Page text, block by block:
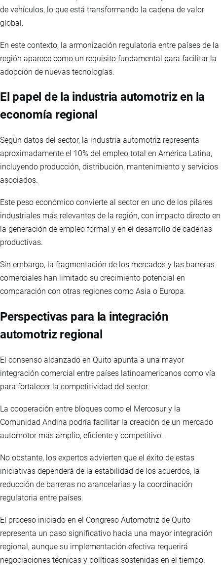
de vehículos, lo que está transformando la cadena de valor
global.
En este contexto, la armonización regulatoria entre países de la
región aparece como un requisito fundamental para facilitar la
adopción de nuevas tecnologías.
El papel de la industria automotriz en la
economía regional
Según datos del sector, la industria automotriz representa
aproximadamente el 10% del empleo total en América Latina,
incluyendo producción, distribución, mantenimiento y servicios
asociados.
Este peso económico convierte al sector en uno de los pilares
industriales más relevantes de la región, con impacto directo en
la generación de empleo formal y en el desarrollo de cadenas
productivas.
Sin embargo, la fragmentación de los mercados y las barreras
comerciales han limitado su crecimiento potencial en
comparación con otras regiones como Asia o Europa.
Perspectivas para la integración
automotriz regional
El consenso alcanzado en Quito apunta a una mayor
integración comercial entre países latinoamericanos como vía
para fortalecer la competitividad del sector.
La cooperación entre bloques como el Mercosur y la
Comunidad Andina podría facilitar la creación de un mercado
automotor más amplio, eficiente y competitivo.
No obstante, los expertos advierten que el éxito de estas
iniciativas dependerá de la estabilidad de los acuerdos, la
reducción de barreras no arancelarias y la coordinación
regulatoria entre países.
El proceso iniciado en el Congreso Automotriz de Quito
representa un paso significativo hacia una mayor integración
regional, aunque su implementación efectiva requerirá
negociaciones técnicas y políticas sostenidas en el tiempo.